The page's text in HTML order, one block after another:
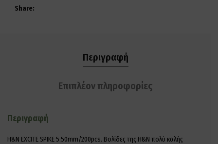
Share
Περιγραφή
Επιπλέον πληροφορίες
Περιγραφή
H&N EXCITE SPIKE 5.50mm/200pcs. Βολίδες της H&N πολύ καλής